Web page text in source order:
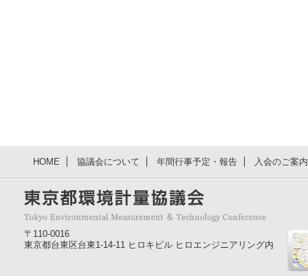
HOME 協議会について 年間行事予定・報告 入会のご案
〒110-0016
東京都台東区台東1-14-11 ヒロキビル ヒロエンジニアリング内